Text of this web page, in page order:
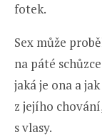
fotek.
Sex může
na páté
jaká je ona a
z jejího
s vlasy.